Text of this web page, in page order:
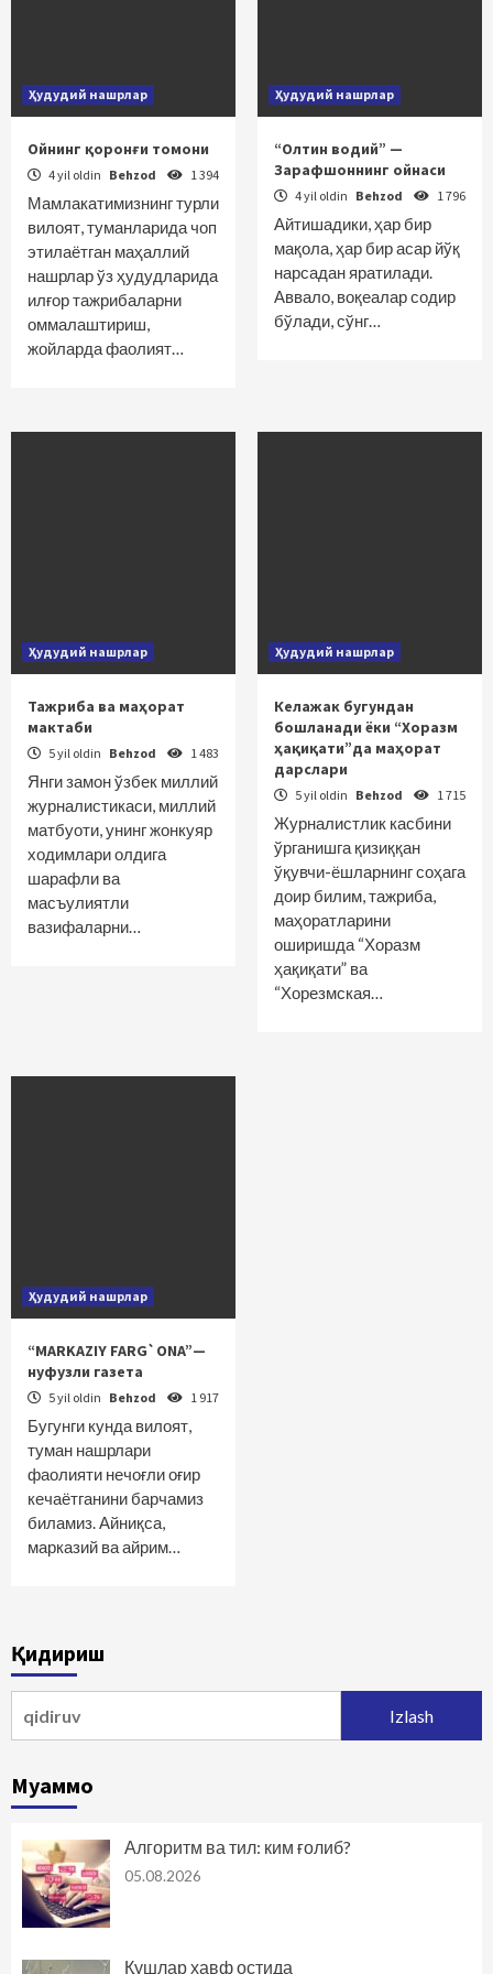
Ҳудудий нашрлар
Ойнинг қоронғи томони
4 yil oldin Behzod 1 394
Мамлакатимизнинг турли
вилоят, туманларида чоп
этилаётган маҳаллий
нашрлар ўз ҳудудларида
илғор тажрибаларни
оммалаштириш,
жойларда фаолият…
Ҳудудий нашрлар
“Олтин водий” —
Зарафшоннинг ойнаси
4 yil oldin Behzod 1 796
Айтишадики, ҳар бир
мақола, ҳар бир асар йўқ
нарсадан яратилади.
Аввало, воқеалар содир
бўлади, сўнг…
Ҳудудий нашрлар
Тажриба ва маҳорат
мактаби
5 yil oldin Behzod 1 483
Янги замон ўзбек миллий
журналистикаси, миллий
матбуоти, унинг жонкуяр
ходимлари олдига
шарафли ва
масъулиятли
вазифаларни…
Ҳудудий нашрлар
Келажак бугундан
бошланади ёки “Хоразм
ҳақиқати”да маҳорат
дарслари
5 yil oldin Behzod 1 715
Журналистлик касбини
ўрганишга қизиққан
ўқувчи-ёшларнинг соҳага
доир билим, тажриба,
маҳоратларини
оширишда “Хоразм
ҳақиқати” ва
“Хорезмская…
Ҳудудий нашрлар
“MARKAZIY FARG`ONA”—
нуфузли газета
5 yil oldin Behzod 1 917
Бугунги кунда вилоят,
туман нашрлари
фаолияти нечоғли оғир
кечаётганини барчамиз
биламиз. Айниқса,
марказий ва айрим…
Қидириш
Муаммо
Алгоритм ва тил: ким ғолиб?
05.08.2026
Қушлар хавф остида